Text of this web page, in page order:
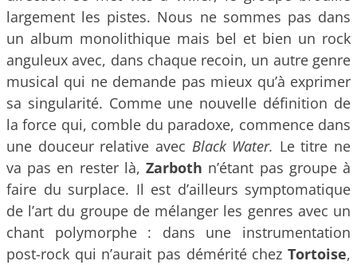
largement les pistes. Nous ne sommes pas dans
un album monolithique mais bel et bien un rock
anguleux avec, dans chaque recoin, un autre genre
musical qui ne demande pas mieux qu’à exprimer
sa singularité. Comme une nouvelle définition de
la force qui, comble du paradoxe, commence dans
une douceur relative avec Black Water. Le titre ne
va pas en rester là,Zarboth n’étant pas groupe à
faire du surplace. Il est d’ailleurs symptomatique
de l’art du groupe de mélanger les genres avec un
chant polymorphe : dans une instrumentation
post-rock qui n’aurait pas démérité chez Tortoise,